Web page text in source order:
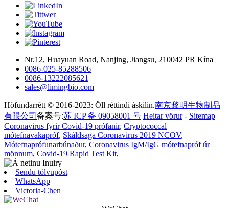
Nr.12, Huayuan Road, Nanjing, Jiangsu, 210042 PR Kína
0086-025-85288506
0086-13222085621
sales@limingbio.com
Höfundarrétt © 2016-2023: Öll réttindi áskilin.南京黎明生物制品
有限公司 备案号:苏 ICP 备 09058001 号 Heitar vörur- Sitemap
Coronavirus fyrir Covid-19 prófanir, Cryptococcal
mótefnavakapróf, Skáldsaga Coronavirus 2019 NCOV,
Mótefnaprófunarbúnaður, Coronavirus IgM/IgG mótefnapróf úr
mönnum, Covid-19 Rapid Test Kit,
Sendu tölvupóst
WhatsApp
Victoria-Chen